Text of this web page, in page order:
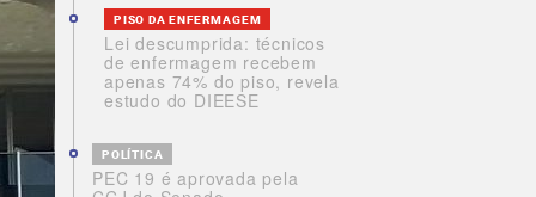
Lei descumprida: técnicos
de enfermagem recebem
apenas 74% do piso, revela
estudo do DIEESE
PISO DA ENFERMAGEM
PEC 19 é aprovada pela
POLÍTICA